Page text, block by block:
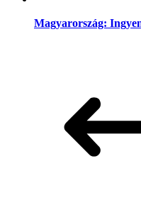
Magyarország: